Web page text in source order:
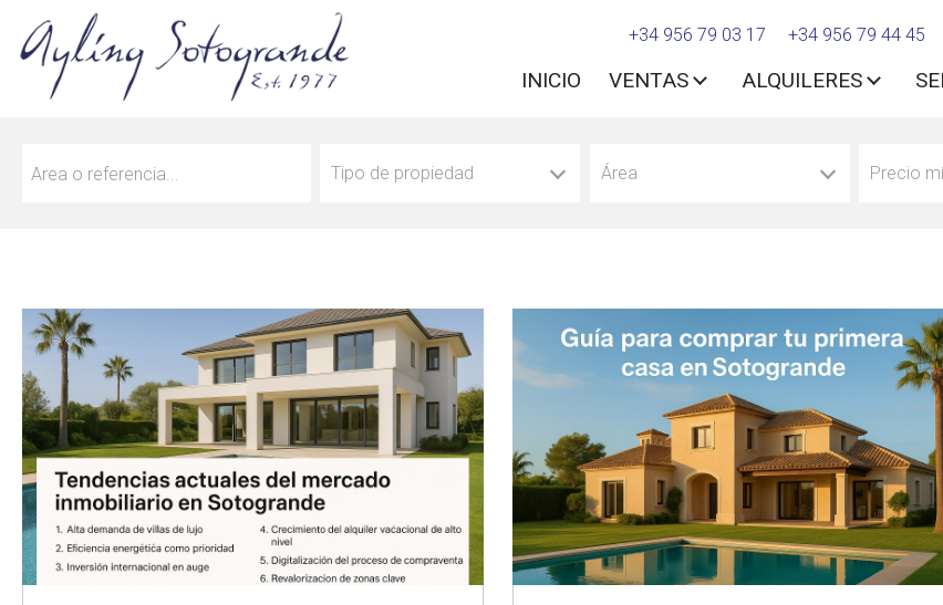
+34 956 79 03 17 +34 956 79 44 45
INICIO VENTAS ALQUILERES
Tipo de propiedad Área Precio